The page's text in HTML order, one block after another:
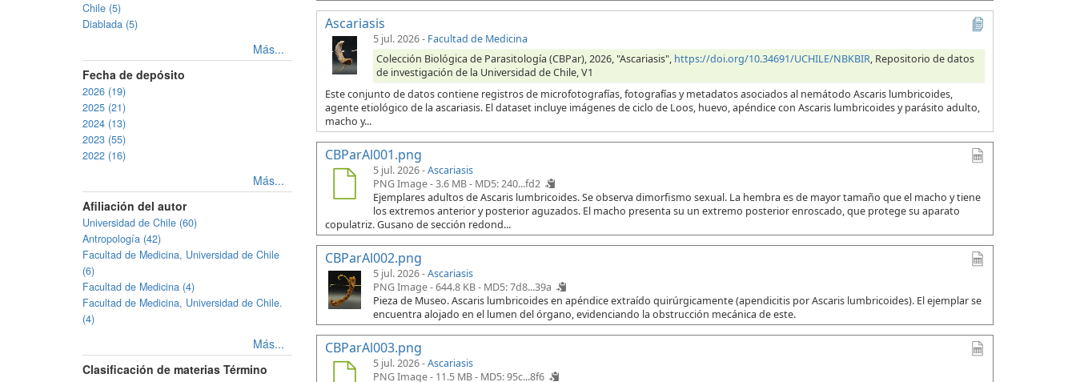
Chile (5)
Diablada (5)
Más...
Fecha de depósito
2026 (19)
2025 (21)
2024 (13)
2023 (55)
2022 (16)
Más...
Afiliación del autor
Universidad de Chile (60)
Antropología (42)
Facultad de Medicina, Universidad de Chile
(6)
Facultad de Medicina (4)
Facultad de Medicina, Universidad de Chile.
(4)
Más...
Clasificación de materias Término
Ascariasis
5 jul. 2026- Facultad de Medicina
Colección Biológica de Parasitología (CBPar), 2026, "Ascariasis", https://doi.org/10.34691/UCHILE/NBKBIR, Repositorio de datos
de investigación de la Universidad de Chile, V1
Este conjunto de datos contiene registros de microfotografías, fotografías y metadatos asociados al nemátodo Ascaris lumbricoides,
agente etiológico de la ascariasis. El dataset incluye imágenes de ciclo de Loos, huevo, apéndice con Ascaris lumbricoides y parásito adulto,
macho y...
CBParAl001.png
5 jul. 2026 -Ascariasis
PNG Image - 3.6 MB - MD5: 240...fd2
Ejemplares adultos de Ascaris lumbricoides. Se observa dimorfismo sexual. La hembra es de mayor tamaño que el macho y tiene
los extremos anterior y posterior aguzados. El macho presenta su un extremo posterior enroscado, que protege su aparato
copulatriz. Gusano de sección redond...
CBParAl002.png
5 jul. 2026 -Ascariasis
PNG Image - 644.8 KB - MD5: 7d8...39a
Pieza de Museo. Ascaris lumbricoides en apéndice extraído quirúrgicamente (apendicitis por Ascaris lumbricoides). El ejemplar se
encuentra alojado en el lumen del órgano, evidenciando la obstrucción mecánica de este.
CBParAl003.png
5 jul. 2026 -Ascariasis
PNG Image - 11.5 MB - MD5: 95c...8f6